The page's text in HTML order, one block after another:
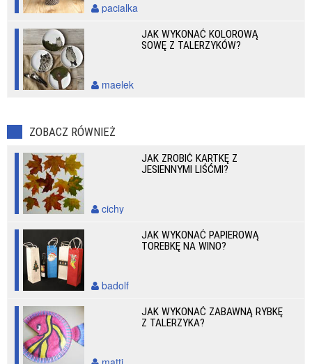
pacialka
JAK WYKONAĆ KOLOROWĄ
SOWĘ Z TALERZYKÓW?
maelek
ZOBACZ RÓWNIEŻ
JAK ZROBIĆ KARTKĘ Z
JESIENNYMI LIŚĆMI?
cichy
JAK WYKONAĆ PAPIEROWĄ
TOREBKĘ NA WINO?
badolf
JAK WYKONAĆ ZABAWNĄ RYBKĘ
Z TALERZYKA?